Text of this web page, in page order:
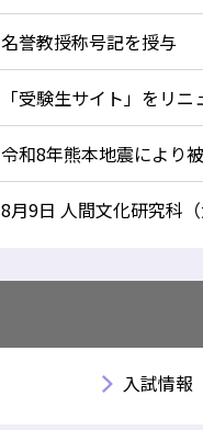
名誉教授称号記を授与
「受験生サイト」をリ
令和8年熊本地震により
8月9日 人間文化研究科
入試情報